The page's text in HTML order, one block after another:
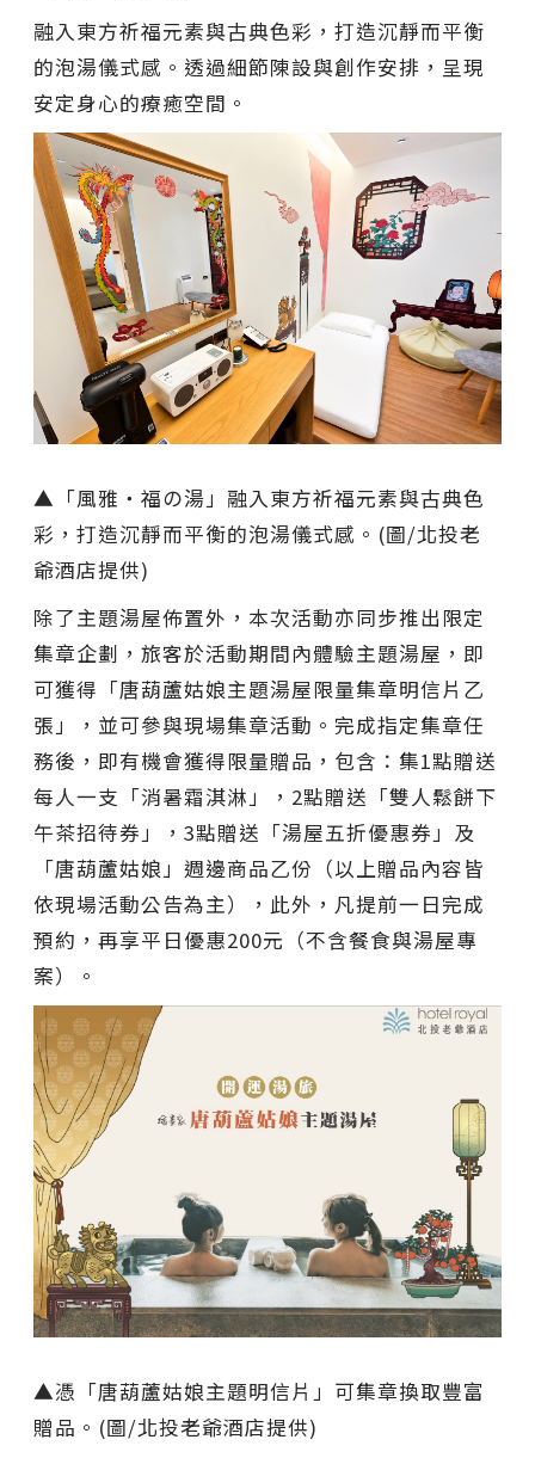
融入東方祈福元素與古典色彩，打造沉靜而平衡
的泡湯儀式感。透過細節陳設與創作安排，呈現
安定身心的療癒空間。
▲「風雅・福の湯」融入東方祈福元素與古典色
彩，打造沉靜而平衡的泡湯儀式感。(圖/北投老
爺酒店提供)
除了主題湯屋佈置外，本次活動亦同步推出限定
集章企劃，旅客於活動期間內體驗主題湯屋，即
可獲得「唐葫蘆姑娘主題湯屋限量集章明信片乙
張」，並可參與現場集章活動。完成指定集章任
務後，即有機會獲得限量贈品，包含：集1點贈送
每人一支「消暑霜淇淋」，2點贈送「雙人鬆餅下
午茶招待券」，3點贈送「湯屋五折優惠券」及
「唐葫蘆姑娘」週邊商品乙份（以上贈品內容皆
依現場活動公告為主），此外，凡提前一日完成
預約，再享平日優惠200元（不含餐食與湯屋專
案）。
▲憑「唐葫蘆姑娘主題明信片」可集章換取豐富
贈品。(圖/北投老爺酒店提供)